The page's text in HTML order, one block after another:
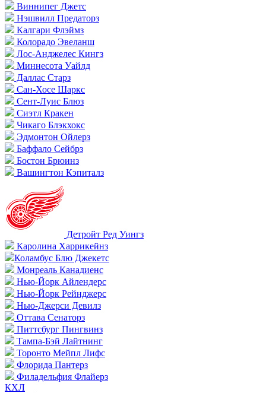
Виннипег Джетс
Нэшвилл Предаторз
Калгари Флэймз
Колорадо Эвеланш
Лос-Анджелес Кингз
Миннесота Уайлд
Даллас Старз
Сан-Хосе Шаркс
Сент-Луис Блюз
Сиэтл Кракен
Чикаго Блэкхокс
Эдмонтон Ойлерз
Баффало Сейбрз
Бостон Брюинз
Вашингтон Кэпиталз
Детройт Ред Уингз
Каролина Харрикейнз
Коламбус Блю Джекетс
Монреаль Канадиенс
Нью-Йорк Айлендерс
Нью-Йорк Рейнджерс
Нью-Джерси Девилз
Оттава Сенаторз
Питтсбург Пингвинз
Тампа-Бэй Лайтнинг
Торонто Мейпл Лифс
Флорида Пантерз
Филадельфия Флайерз
КХЛ